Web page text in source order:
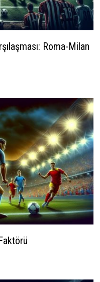
Roma-Milan